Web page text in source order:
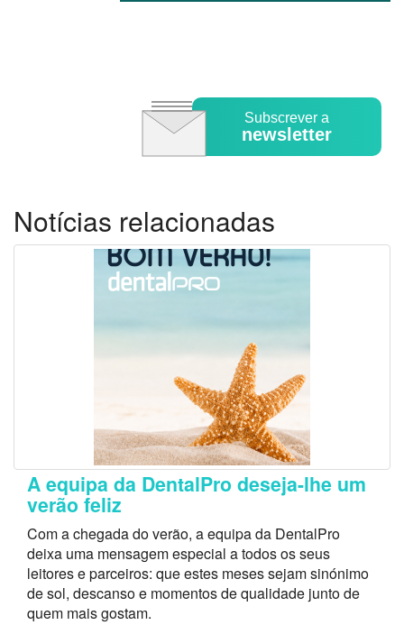
Subscrever a
newsletter
Notícias relacionadas
A equipa da DentalPro deseja-lhe um
verão feliz
Com a chegada do verão, a equipa da DentalPro
deixa uma mensagem especial a todos os seus
leitores e parceiros: que estes meses sejam sinónimo
de sol, descanso e momentos de qualidade junto de
quem mais gostam.